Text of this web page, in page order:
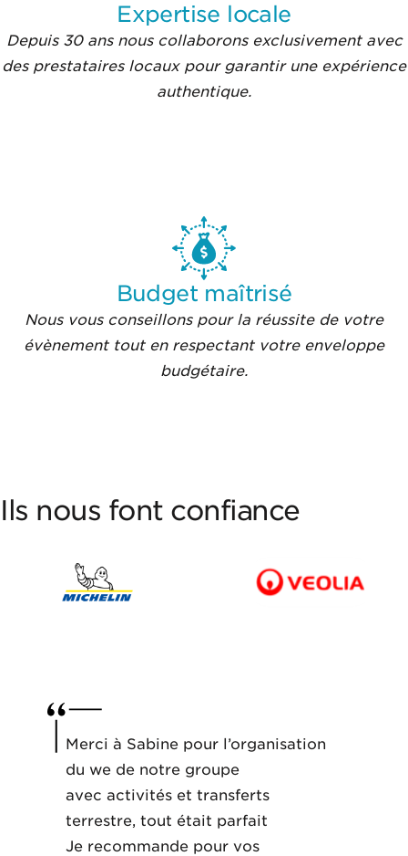
Expertise locale
Depuis 30 ans nous collaborons exclusivement avec
des prestataires locaux pour garantir une expérience
authentique.
Budget maîtrisé
Nous vous conseillons pour la réussite de votre
évènement tout en respectant votre enveloppe
budgétaire.
Ils nous font confiance
Merci à Sabine pour l’organisation
du we de notre groupe
avec activités et transferts
terrestre, tout était parfait
Je recommande pour vos